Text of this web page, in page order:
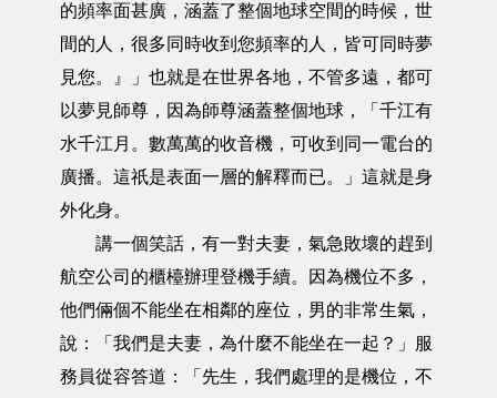
的頻率面甚廣，涵蓋了整個地球空間的時候，世
間的人，很多同時收到您頻率的人，皆可同時夢
見您。』」也就是在世界各地，不管多遠，都可
以夢見師尊，因為師尊涵蓋整個地球，「千江有
水千江月。數萬萬的收音機，可收到同一電台的
廣播。這祇是表面一層的解釋而已。」這就是身
外化身。
講一個笑話，有一對夫妻，氣急敗壞的趕到
航空公司的櫃檯辦理登機手續。因為機位不多，
他們倆個不能坐在相鄰的座位，男的非常生氣，
說：「我們是夫妻，為什麼不能坐在一起？」服
務員從容答道：「先生，我們處理的是機位，不